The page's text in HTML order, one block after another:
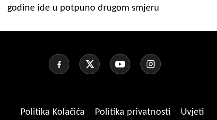
godine ide u potpuno drugom smjeru
Politika Kolačića Politika privatnosti
Uvjeti